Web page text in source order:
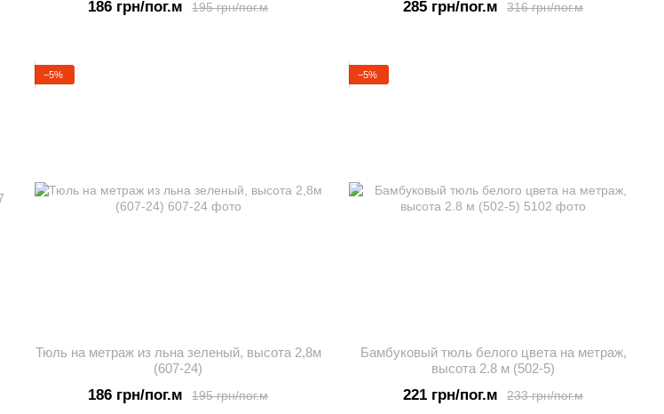
195 грн/пог.м
186 грн/пог.м 316 грн/пог.м
285 грн/пог.м
−5%
Тюль на метраж из льна зеленый, высота 2,8м
(607-24)
195 грн/пог.м
186 грн/пог.м
−5%
Бамбуковый тюль белого цвета на метраж,
высота 2.8 м (502-5)
233 грн/пог.м
221 грн/пог.м